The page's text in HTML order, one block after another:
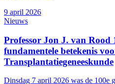
9 april 2026
Nieuws
Professor Jon J. van Rood
fundamentele betekenis
Transplantatiegeneeskunde
Dinsdag 7 april 2026 was de 100e